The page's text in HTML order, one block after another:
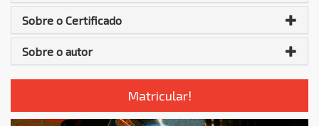
Sobre o Certificado
Sobre o autor
Matricular!